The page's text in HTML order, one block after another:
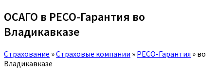
ОСАГО в РЕСО-Гарантия во
Владикавказе
Страхование »Страховые компании » РЕСО-Гарантия » во
Владикавказе